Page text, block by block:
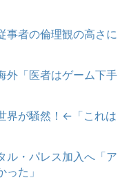
事者の倫理観の高さに
外「医者はゲーム下手
界が騒然！←「これは
ル・パレス加入へ「ア
た」